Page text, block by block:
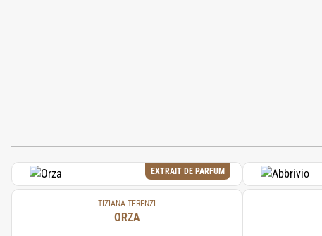
EXTRAIT DE PARFUM
TIZIANA TERENZI
ORZA